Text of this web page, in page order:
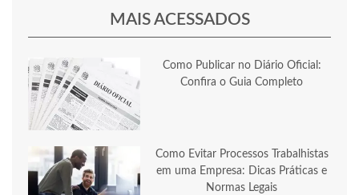
MAIS ACESSADOS
Como Publicar no Diário Oficial:
Confira o Guia Completo
Como Evitar Processos Trabalhistas
em uma Empresa: Dicas Práticas e
Normas Legais